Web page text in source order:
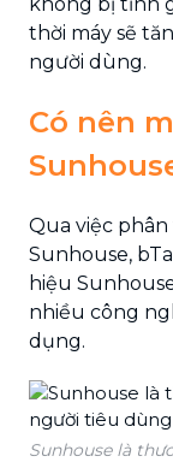
thời máy sẽ
người dùng.
Có nên
Qua việc
Sunhouse,
hiệu
nhiều công
dụng.
Sunhouse là